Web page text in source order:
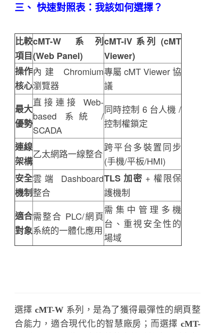
三、 快速對照表：我該如何選擇？
比較
項目
cMT-W 系列
(Web Panel)
cMT-iV 系列 (cMT
Viewer)
操作
核心
內建 Chromium
瀏覽器
專屬 cMT Viewer 協
議
最大
優勢
直接連接 Web-
based 系統 /
SCADA
同時控制 6 台人機 /
控制權鎖定
連線
架構
乙太網路一線整合
跨平台多裝置同步
(手機/平板/HMI)
安全
機制
雲端 Dashboard
整合
TLS 加密 + 權限保
護機制
適合
對象
需整合 PLC/網頁
系統的一體化應用
需集中管理多機
台、重視安全性的
場域
選擇cMT-W 系列，是為了獲得最彈性的網頁整
合能力，適合現代化的智慧廠房；而選擇 cMT-